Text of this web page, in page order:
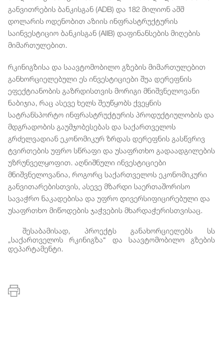
განვითრების ბანკისგან (ADB) და 182 მილიონ აშშ
დოლარის ოდენობით აზიის ინფრასტრუქტურის
საინვესტიციო ბანკისგან (AIIB) დაფინანსების მიღების
მიმართულებით.
რკინიგზისა და საავტომობილო გზების მიმართულებით
განხორციელებული ეს ინვესტიციები შუა დერეფნის
ეფექტიანობის გაზრდისთვის მორიგი მნიშვნელოვანი
ნაბიჯია, რაც ასევე ხელს შეუწყობს ქვეყნის
სატრანსპორტო ინფრასტრუქტურის პროდუქტიულობის და
მდგრადობის გაუმჯობესებას და საქართველოს
გრძელვადიან ეკონომიკურ ზრდას დერეფნის გასწვრივ
ტვირთების უფრო სწრაფი და უსაფრთხო გადაადგილების
უზრუნველყოფით. აღნიშნული ინვესტიციები
მნიშვნელოვანია, როგორც საქართველოს ეკონომიკური
განვითარებისთვის, ასევე მზარდი საერთაშორისო
სავაჭრო ნაკადებისა და უფრო დივერსიფიცირებული და
უსაფრთხო მიწოდების ჯაჭვების მხარდაჭერისთვისაც.
შესაბამისად, პროექტს განახორციელებს სს
„საქართველოს რკინიგზა“ და საავტომობილო გზების
დეპარტამენტი.